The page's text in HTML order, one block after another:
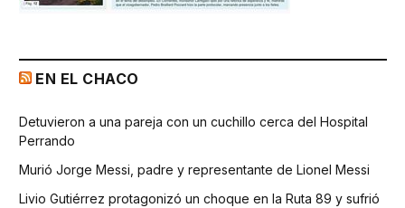
EN EL CHACO
Detuvieron a una pareja con un cuchillo cerca del Hospital
Perrando
Murió Jorge Messi, padre y representante de Lionel Messi
Livio Gutiérrez protagonizó un choque en la Ruta 89 y sufrió